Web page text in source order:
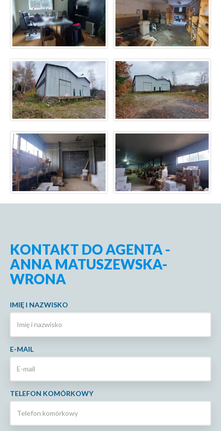
KONTAKT DO AGENTA -
ANNA MATUSZEWSKA-
WRONA
IMIĘ I NAZWISKO
E-MAIL
TELEFON KOMÓRKOWY